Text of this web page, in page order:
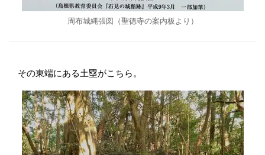
周布城縄張図（聖徳寺の案内板より）
その東端にある土塁がこちら。